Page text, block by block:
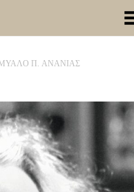
Toggle
Π. ΑΝΑΝΙΑΣ